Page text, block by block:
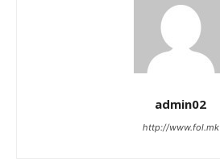
admin02
http://www.fol.mk